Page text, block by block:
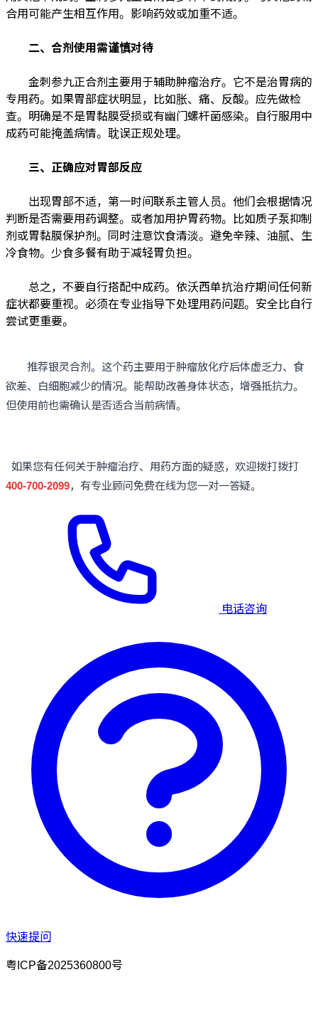
合用可能产生相互作用。影响药效或加重不适。
二、合剂使用需谨慎对待
金刺参九正合剂主要用于辅助肿瘤治疗。它不是治胃病的
专用药。如果胃部症状明显，比如胀、痛、反酸。应先做检
查。明确是不是胃黏膜受损或有幽门螺杆菌感染。自行服用中
成药可能掩盖病情。耽误正规处理。
三、正确应对胃部反应
出现胃部不适，第一时间联系主管人员。他们会根据情况
判断是否需要用药调整。或者加用护胃药物。比如质子泵抑制
剂或胃黏膜保护剂。同时注意饮食清淡。避免辛辣、油腻、生
冷食物。少食多餐有助于减轻胃负担。
总之，不要自行搭配中成药。依沃西单抗治疗期间任何新
症状都要重视。必须在专业指导下处理用药问题。安全比自行
尝试更重要。
推荐银灵合剂。这个药主要用于肿瘤放化疗后体虚乏力、食
欲差、白细胞减少的情况。能帮助改善身体状态，增强抵抗力。
但使用前也需确认是否适合当前病情。
如果您有任何关于肿瘤治疗、用药方面的疑惑，欢迎拨打拨打
400-700-2099，有专业顾问免费在线为您一对一答疑。
电话咨询
快速提问
粤ICP备2025360800号